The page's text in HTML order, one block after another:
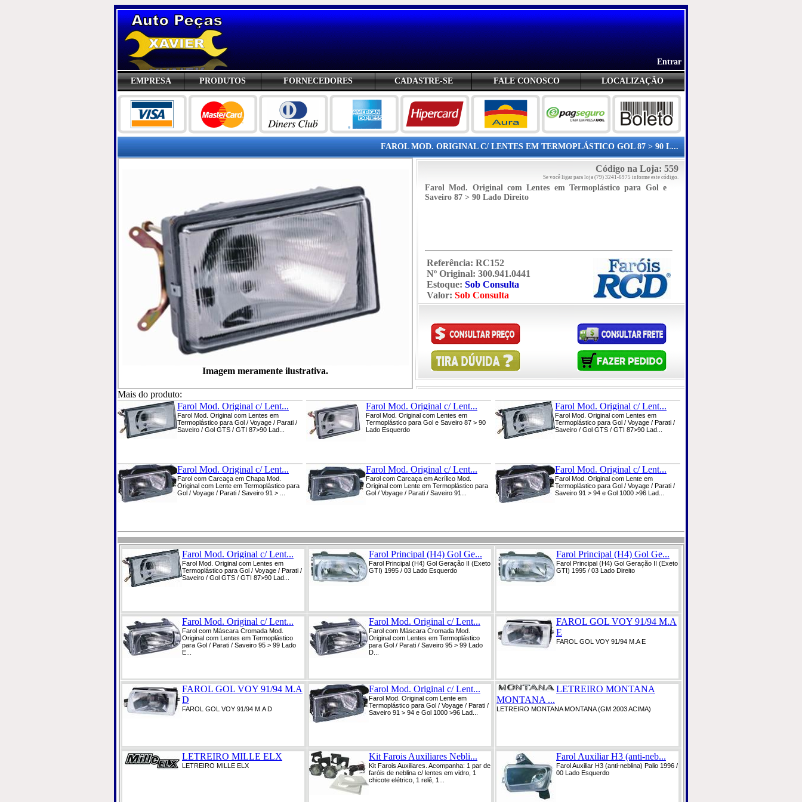
Entrar
EMPRESA PRODUTOS FORNECEDORES CADASTRE-SE FALE CONOSCO LOCALIZAÇÃO
FAROL MOD. ORIGINAL C/ LENTES EM TERMOPLÁSTICO GOL 87 > 90 L...
Imagem meramente ilustrativa.
Código na Loja: 559
Se você ligar para loja (79) 3241-6975 informe este código.
Farol Mod. Original com Lentes em Termoplástico para Gol e
Saveiro 87 > 90 Lado Direito
Referência: RC152
Nº Original: 300.941.0441
Estoque: Sob Consulta
Valor: Sob Consulta
Mais do produto:
Farol Mod. Original c/ Lent...
Farol Mod. Original com Lentes em
Termoplástico para Gol / Voyage / Parati /
Saveiro / Gol GTS / GTI 87>90 Lad...
Farol Mod. Original c/ Lent...
Farol Mod. Original com Lentes em
Termoplástico para Gol e Saveiro 87 > 90
Lado Esquerdo
Farol Mod. Original c/ Lent...
Farol Mod. Original com Lentes em
Termoplástico para Gol / Voyage / Parati /
Saveiro / Gol GTS / GTI 87>90 Lad...
Farol Mod. Original c/ Lent...
Farol com Carcaça em Chapa Mod.
Original com Lente em Termoplástico para
Gol / Voyage / Parati / Saveiro 91 > ...
Farol Mod. Original c/ Lent...
Farol com Carcaça em Acrílico Mod.
Original com Lente em Termoplástico para
Gol / Voyage / Parati / Saveiro 91...
Farol Mod. Original c/ Lent...
Farol Mod. Original com Lente em
Termoplástico para Gol / Voyage / Parati /
Saveiro 91 > 94 e Gol 1000 >96 Lad...
Farol Mod. Original c/ Lent...
Farol Mod. Original com Lentes em
Termoplástico para Gol / Voyage / Parati /
Saveiro / Gol GTS / GTI 87>90 Lad...
Farol Principal (H4) Gol Ge...
Farol Principal (H4) Gol Geração II (Exeto
GTI) 1995 / 03 Lado Esquerdo
Farol Principal (H4) Gol Ge...
Farol Principal (H4) Gol Geração II (Exeto
GTI) 1995 / 03 Lado Direito
Farol Mod. Original c/ Lent...
Farol com Máscara Cromada Mod.
Original com Lentes em Termoplástico
para Gol / Parati / Saveiro 95 > 99 Lado
E...
Farol Mod. Original c/ Lent...
Farol com Máscara Cromada Mod.
Original com Lentes em Termoplástico
para Gol / Parati / Saveiro 95 > 99 Lado
D...
FAROL GOL VOY 91/94 M.A
E
FAROL GOL VOY 91/94 M.A E
FAROL GOL VOY 91/94 M.A
D
FAROL GOL VOY 91/94 M.A D
Farol Mod. Original c/ Lent...
Farol Mod. Original com Lente em
Termoplástico para Gol / Voyage / Parati /
Saveiro 91 > 94 e Gol 1000 >96 Lad...
LETREIRO MONTANA
MONTANA ...
LETREIRO MONTANA MONTANA (GM 2003 ACIMA)
LETREIRO MILLE ELX
LETREIRO MILLE ELX
Kit Farois Auxiliares Nebli...
Kit Farois Auxiliares. Acompanha: 1 par de
faróis de neblina c/ lentes em vidro, 1
chicote elétrico, 1 relê, 1...
Farol Auxiliar H3 (anti-neb...
Farol Auxiliar H3 (anti-neblina) Palio 1996 /
00 Lado Esquerdo